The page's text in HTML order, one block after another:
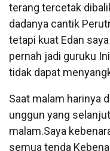
terang tercetak
dadanya cantik
tetapi kuat Edan
pernah jadi guruku
tidak dapat
Saat malam harinya
unggun yang
malam.Saya
semua tenda